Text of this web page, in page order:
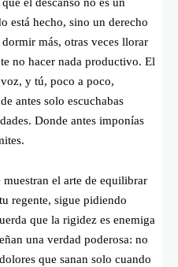
el descanso no es un
está hecho, sino un derecho
más, otras veces llorar
no hacer nada productivo. El
y tú, poco a poco,
antes solo escuchabas
Donde antes imponías
muestran el arte de equilibrar
regente, sigue pidiendo
que la rigidez es enemiga
una verdad poderosa: no
que sanan solo cuando